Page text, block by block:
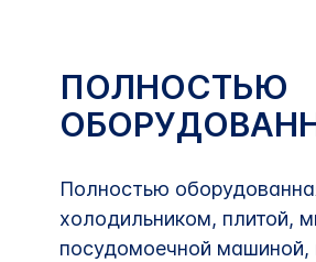
ПОЛНОСТЬЮ
Полностью
холодильником, плитой,
посудомоечной машиной,